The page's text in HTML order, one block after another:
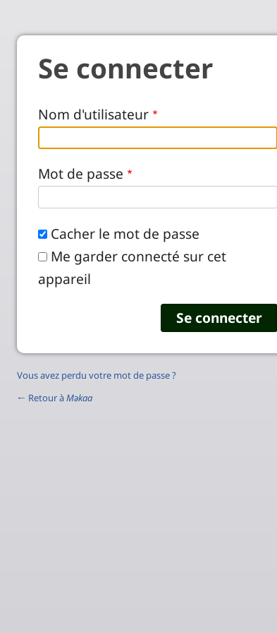
Se connecter
Nom d'utilisateur
Mot de passe
Cacher le mot de passe
Me garder connecté sur cet
appareil
Vous avez perdu votre mot de passe ?
← Retour àMəkaa